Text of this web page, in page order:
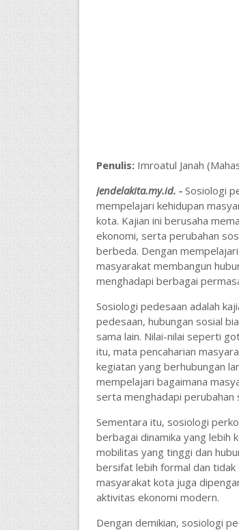
Penulis:Imroatul Janah
Jendelakita.my.id. - Sosiologi
mempelajari kehidupan
kota. Kajian ini berusaha
ekonomi, serta perubahan
berbeda. Dengan
masyarakat membangun
menghadapi berbagai
Sosiologi pedesaan adalah
pedesaan, hubungan sosial
sama lain. Nilai-nilai seperti
itu, mata pencaharian
kegiatan yang berhubungan
mempelajari bagaimana
serta menghadapi perubahan
Sementara itu, sosiologi
berbagai dinamika yang lebih
mobilitas yang tinggi dan
bersifat lebih formal dan tidak
masyarakat kota juga
aktivitas ekonomi modern.
Dengan demikian, sosiologi